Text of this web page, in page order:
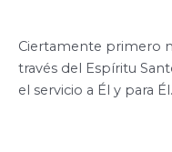
Ciertamente primero
través del Espíritu
el servicio a Él y para